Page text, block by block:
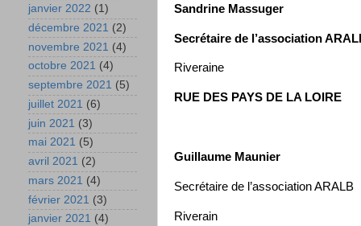
Sandrine Massuger
Secrétaire de l’association
Riveraine
RUE DES PAYS DE LA LOIRE
Guillaume Maunier
Secrétaire de l’association ARALB
Riverain
janvier 2022 (1)
décembre 2021 (2)
novembre 2021 (4)
octobre 2021 (4)
septembre 2021 (5)
juillet 2021 (6)
juin 2021 (3)
mai 2021 (5)
avril 2021 (2)
mars 2021 (4)
février 2021 (3)
janvier 2021 (4)